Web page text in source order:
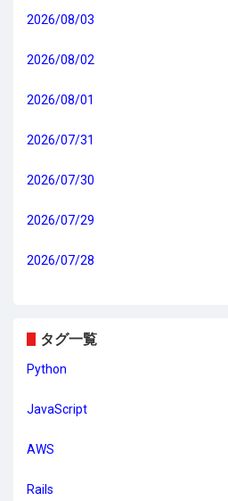
2026/08/03
2026/08/02
2026/08/01
2026/07/31
2026/07/30
2026/07/29
2026/07/28
タグ一覧
Python
JavaScript
AWS
Rails